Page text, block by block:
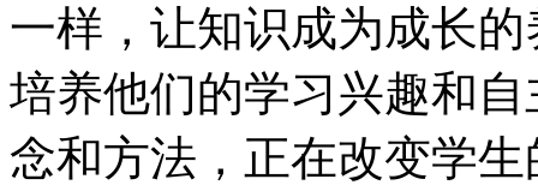
一样，让知识成为成长
培养他们的学习兴趣和
念和方法，正在改变学